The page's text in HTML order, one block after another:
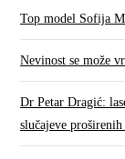
Top model Sofija
Nevinost se može
Dr Petar Dragić:
slučajeve proširenih